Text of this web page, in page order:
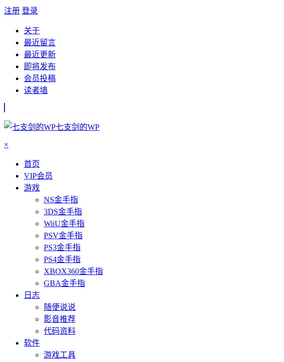
注册 登录
关于
最近留言
最近更新
即将发布
会员投稿
读者墙
七支剑的WP
×
首页
VIP会员
游戏
NS金手指
3DS金手指
WiiU金手指
PSV金手指
PS3金手指
PS4金手指
XBOX360金手指
GBA金手指
日志
随便说说
影音推荐
代码资料
软件
游戏工具